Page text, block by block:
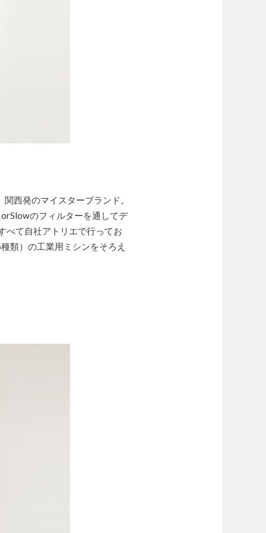
西発のマイスターブランド。
のフィルターを通してデ
べて自社アトリエで行ってお
類）の工業用ミシンをそろえ